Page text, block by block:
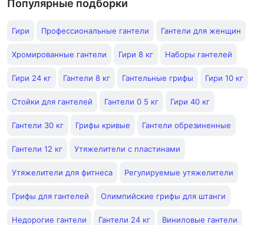
Популярные подборки
Гири Профессиональные гантели Гантели для женщин
Хромированные гантели Гири 8 кг Наборы гантелей
Гири 24 кг Гантели 8 кг Гантельные грифы Гири 10 кг
Стойки для гантелей Гантели 0 5 кг Гири 40 кг
Гантели 30 кг Грифы кривые Гантели обрезиненные
Гантели 12 кг Утяжелители с пластинами
Утяжелители для фитнеса Регулируемые утяжелители
Грифы для гантелей Олимпийские грифы для штанги
Недорогие гантели Гантели 24 кг Виниловые гантели